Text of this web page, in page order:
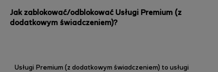
Jak zablokować/odblokować Usługi Premium (z
dodatkowym świadczeniem)?
Usługi Premium (z dodatkowym świadczeniem) to usługi